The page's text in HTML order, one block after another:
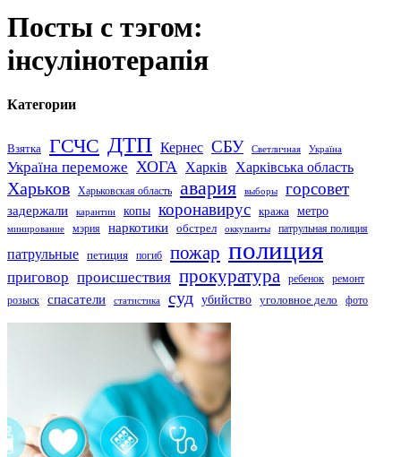
Посты с тэгом:
інсулінотерапія
Категории
Взятка ГСЧС ДТП Кернес СБУ Светличная Україна
Україна переможе ХОГА Харків Харківська область
Харьков Харьковская область авария выборы горсовет
задержали карантин копы коронавирус кража метро
минирование мэрия наркотики обстрел оккупанты патрульная полиция
патрульные петиция погиб пожар полиция
приговор происшествия прокуратура ребенок
ремонт
розыск
спасатели статистика суд убийство уголовное дело фото